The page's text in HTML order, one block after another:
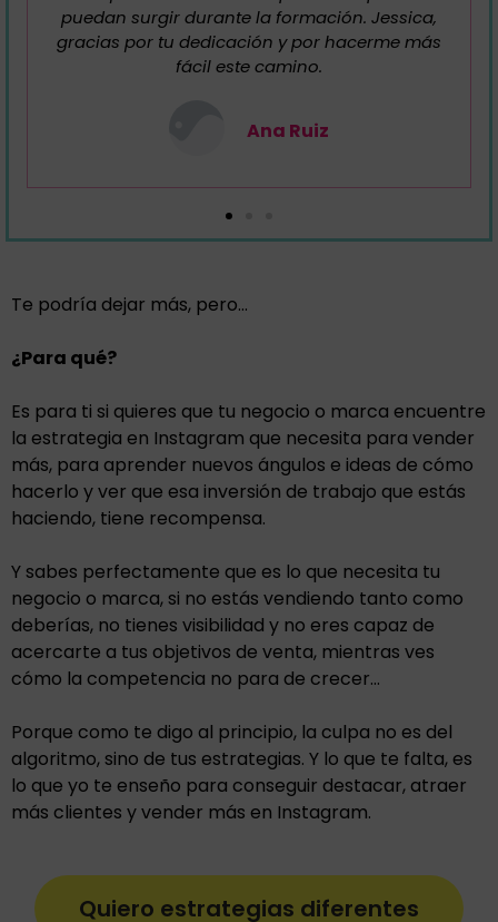
Anabel Cuadrado
Community Manager y Copywriter
Te podría dejar más, pero…
¿Para qué?
Es para ti si quieres que tu negocio o marca encuentre
la estrategia en Instagram que necesita para vender
más, para aprender nuevos ángulos e ideas de cómo
hacerlo y ver que esa inversión de trabajo que estás
haciendo, tiene recompensa.
Y sabes perfectamente que es lo que necesita tu
negocio o marca, si no estás vendiendo tanto como
deberías, no tienes visibilidad y no eres capaz de
acercarte a tus objetivos de venta, mientras ves
cómo la competencia no para de crecer…
Porque como te digo al principio, la culpa no es del
algoritmo, sino de tus estrategias. Y lo que te falta, es
lo que yo te enseño para conseguir destacar, atraer
más clientes y vender más en Instagram.
Quiero estrategias diferentes